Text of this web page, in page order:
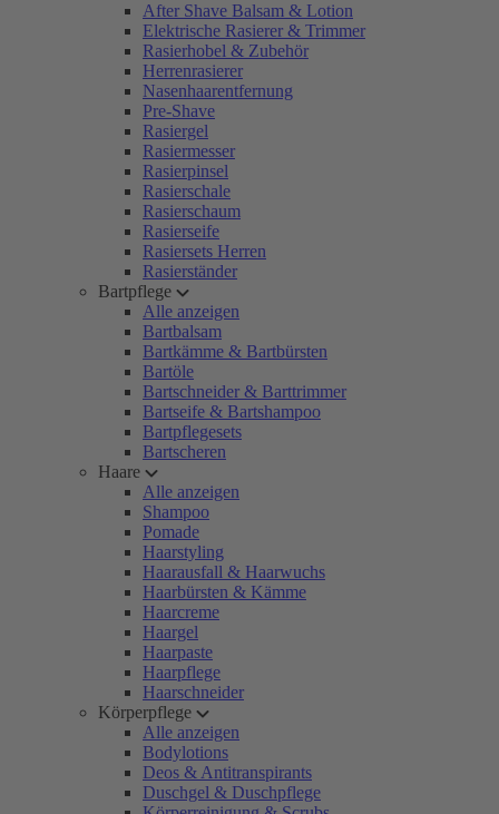
After Shave Balsam & Lotion
Elektrische Rasierer & Trimmer
Rasierhobel & Zubehör
Herrenrasierer
Nasenhaarentfernung
Pre-Shave
Rasiergel
Rasiermesser
Rasierpinsel
Rasierschale
Rasierschaum
Rasierseife
Rasiersets Herren
Rasierständer
Bartpflege
Alle anzeigen
Bartbalsam
Bartkämme & Bartbürsten
Bartöle
Bartschneider & Barttrimmer
Bartseife & Bartshampoo
Bartpflegesets
Bartscheren
Haare
Alle anzeigen
Shampoo
Pomade
Haarstyling
Haarausfall & Haarwuchs
Haarbürsten & Kämme
Haarcreme
Haargel
Haarpaste
Haarpflege
Haarschneider
Körperpflege
Alle anzeigen
Bodylotions
Deos & Antitranspirants
Duschgel & Duschpflege